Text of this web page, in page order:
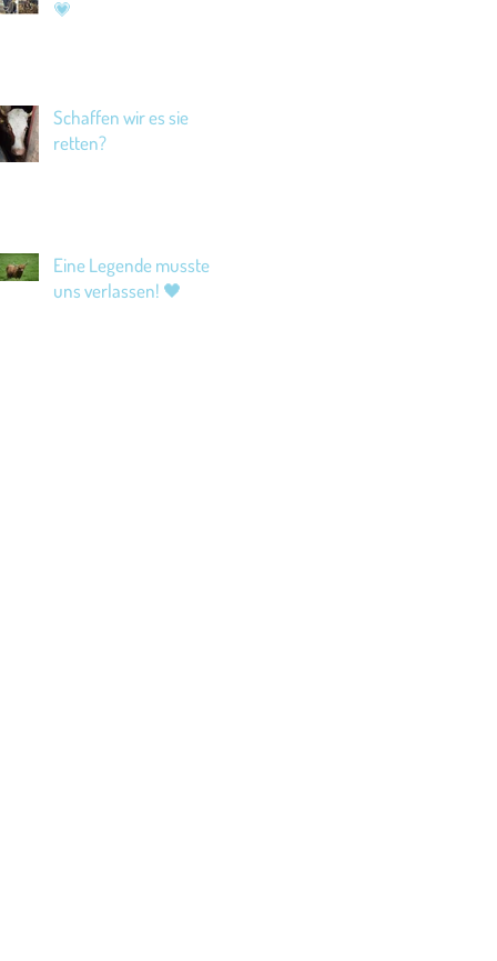
💗
Schaffen wir es sie
retten?
Eine Legende musste
uns verlassen! 🖤